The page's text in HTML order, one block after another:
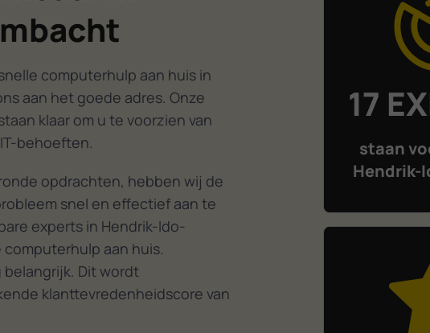
waardoor mijn
nu zeer snel en stabiel
functioneert.
computerhulp aan huis in
aan het goede adres. Onze
klaar om u te voorzien van
behoeften.
opdrachten, hebben wij de
snel en effectief aan te
experts in Hendrik-Ido-
aan huis.
Dit wordt
klanttevredenheidscore van
17
staan
Hendrik-